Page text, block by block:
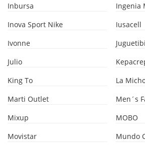
Inbursa
Ingenia
Inova Sport Nike
Iusacell
Ivonne
Julio
King To
La
Marti Outlet
Men´s
Mixup
MOBO
Movistar
Mundo